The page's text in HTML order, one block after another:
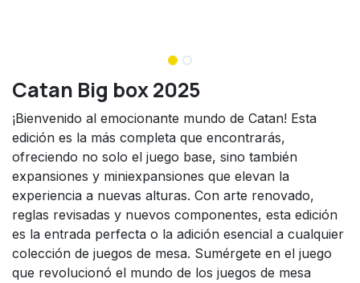
Catan Big box 2025
¡Bienvenido al emocionante mundo de Catan! Esta
edición es la más completa que encontrarás,
ofreciendo no solo el juego base, sino también
expansiones y miniexpansiones que elevan la
experiencia a nuevas alturas. Con arte renovado,
reglas revisadas y nuevos componentes, esta edición
es la entrada perfecta o la adición esencial a cualquier
colección de juegos de mesa. Sumérgete en el juego
que revolucionó el mundo de los juegos de mesa